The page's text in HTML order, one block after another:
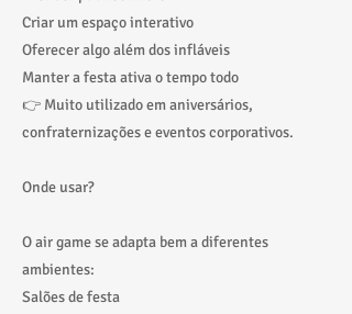
Criar um espaço interativo
Oferecer algo além dos infláveis
Manter a festa ativa o tempo todo
👉 Muito utilizado em aniversários,
confraternizações e eventos corporativos.
Onde usar?
O air game se adapta bem a diferentes
ambientes:
Salões de festa